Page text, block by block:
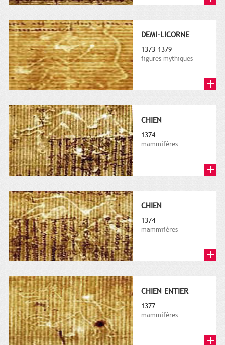
DEMI-LICORNE
1373-1379
figures mythiques
CHIEN
1374
mammifères
CHIEN
1374
mammifères
CHIEN ENTIER
1377
mammifères